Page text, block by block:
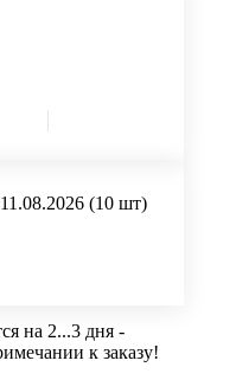
(10 шт)
на 2...3 дня -
к заказу!